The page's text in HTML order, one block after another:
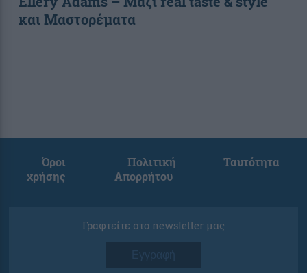
και Μαστορέματα
Όροι
χρήσης
Πολιτική
Απορρήτου
Ταυτότητα
Γραφτείτε στο newsletter μας
Εγγραφή